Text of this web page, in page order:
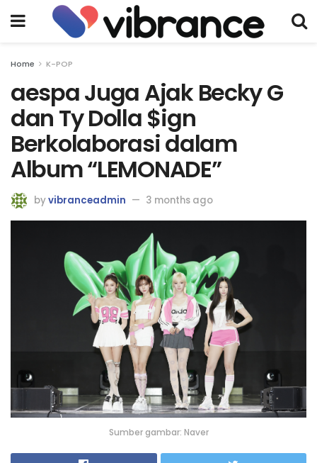
Home K-POP
aespa Juga Ajak Becky G
dan Ty Dolla $ign
Berkolaborasi dalam
Album “LEMONADE”
byvibranceadmin 3 months ago
Sumber gambar: Naver